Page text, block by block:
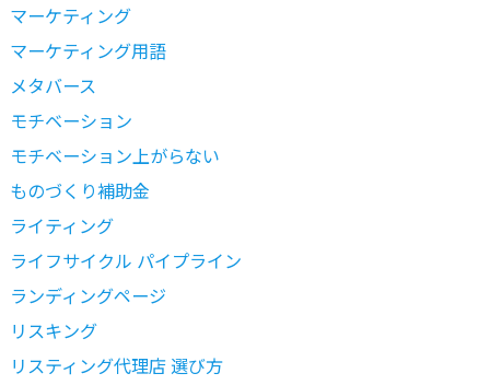
マーケティング
マーケティング用語
メタバース
モチベーション
モチベーション上がらない
ものづくり補助金
ライティング
ライフサイクル パイプライン
ランディングページ
リスキング
リスティング代理店 選び方